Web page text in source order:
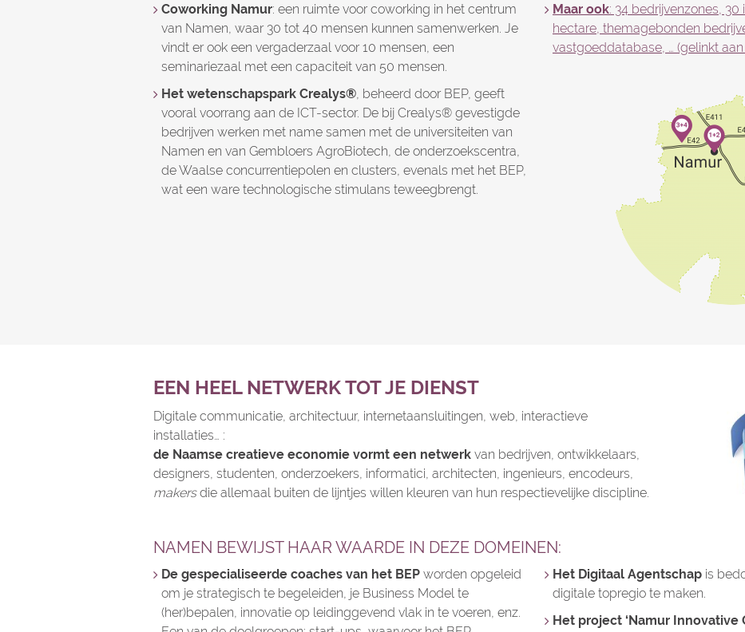
Coworking Namur: een ruimte voor coworking in het centrum
van Namen, waar 30 tot 40 mensen kunnen samenwerken. Je
vindt er ook een vergaderzaal voor 10 mensen, een
seminariezaal met een capaciteit van 50 mensen.
Het wetenschapspark Crealys® , beheerd door BEP, geeft
vooral voorrang aan de ICT-sector. De bij Crealys® gevestigde
bedrijven werken met name samen met de universiteiten van
Namen en van Gembloers AgroBiotech, de onderzoekscentra,
de Waalse concurrentiepolen en clusters, evenals met het BEP,
wat een ware technologische stimulans teweegbrengt.
Maar ook: 34 bedrijvenzones,
hectare, themagebonden
vastgoeddatabase, … (gelinkt aan
EEN HEEL NETWERK TOT JE DIENST
Digitale communicatie, architectuur, internetaansluitingen, web, interactieve
installaties… :
de Naamse creatieve economie vormt een netwerk van bedrijven, ontwikkelaars,
designers, studenten, onderzoekers, informatici, architecten, ingenieurs, encodeurs,
makersdie allemaal buiten de lijntjes willen kleuren van hun respectievelijke discipline.
NAMEN BEWIJST HAAR WAARDE IN DEZE DOMEINEN:
De gespecialiseerde coaches van het BEP worden opgeleid
om je strategisch te begeleiden, je Business Model te
(her)bepalen, innovatie op leidinggevend vlak in te voeren, enz.
Het Digitaal Agentschap is
digitale topregio te maken.
Het project ‘Namur Innovative